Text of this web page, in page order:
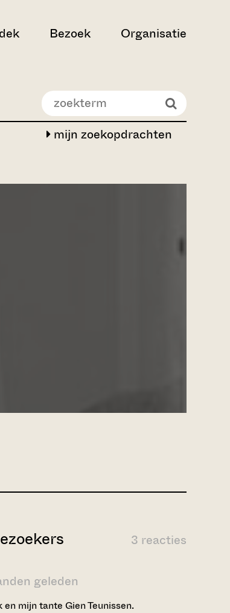
Bezoek Organisatie
mijn zoekopdrachten
3 reacties
geleden
mijn tante Gien Teunissen.